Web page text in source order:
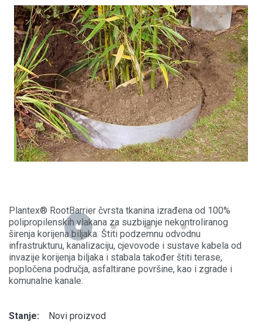
Plantex® RootBarrier čvrsta tkanina izrađena od 100%
polipropilenskih vlakana za suzbijanje nekontroliranog
širenja korijena biljaka. Štiti podzemnu odvodnu
infrastrukturu, kanalizaciju, cjevovode i sustave kabela od
invazije korijenja biljaka i stabala također štiti terase,
popločena područja, asfaltirane površine, kao i zgrade i
komunalne kanale.
Stanje: Novi proizvod